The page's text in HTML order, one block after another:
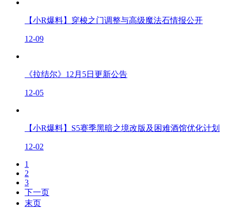
【小R爆料】穿梭之门调整与高级魔法石情报公开
12-09
《拉结尔》12月5日更新公告
12-05
【小R爆料】S5赛季黑暗之境改版及困难酒馆优化计划
12-02
1
2
3
下一页
末页